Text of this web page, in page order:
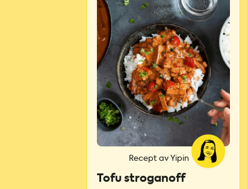
Recept av Yipin
Tofu stroganoff